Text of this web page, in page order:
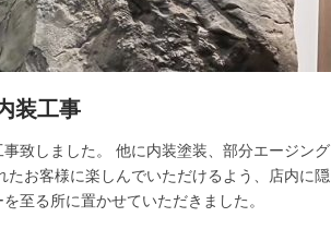
装工事
致しました。 他に内装塗装、部分エージング
お客様に楽しんでいただけるよう、店内に隠
至る所に置かせていただきました。